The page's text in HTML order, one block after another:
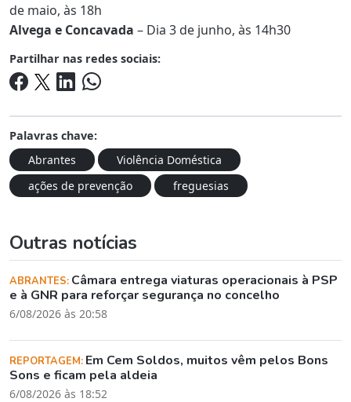
de maio, às 18h
Alvega e Concavada – Dia 3 de junho, às 14h30
Partilhar nas redes sociais:
Palavras chave:
Abrantes
Violência Doméstica
ações de prevenção
freguesias
Outras notícias
ABRANTES: Câmara entrega viaturas operacionais à PSP
e à GNR para reforçar segurança no concelho
6/08/2026 às 20:58
REPORTAGEM: Em Cem Soldos, muitos vêm pelos Bons
Sons e ficam pela aldeia
6/08/2026 às 18:52